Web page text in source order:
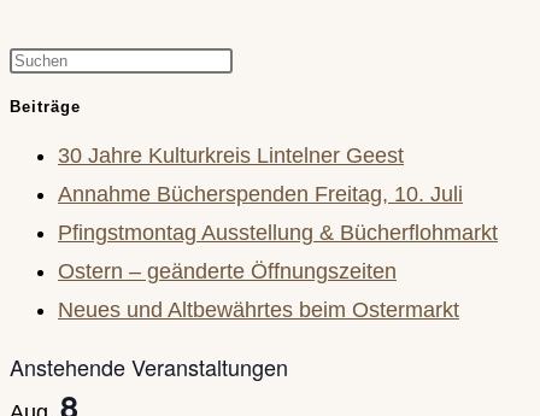
Press
close
the
search
panel.
Beiträge
30 Jahre Kulturkreis Lintelner Geest
Annahme Bücherspenden Freitag, 10. Juli
Pfingstmontag Ausstellung & Bücherflohmarkt
Ostern – geänderte Öffnungszeiten
Neues und Altbewährtes beim Ostermarkt
Anstehende Veranstaltungen
8